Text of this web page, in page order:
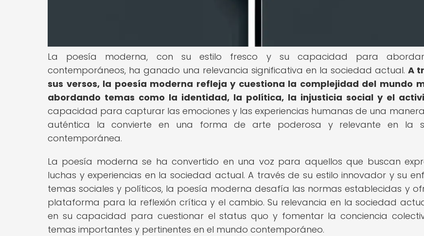
La poesía moderna, con su estilo fresco y su capacidad para
contemporáneos, ha ganado una relevancia significativa en la sociedad actual. A
sus versos, la poesía moderna refleja y cuestiona la complejidad del mundo
abordando temas como la identidad, la política, la injusticia social y el
capacidad para capturar las emociones y las experiencias humanas de una
auténtica la convierte en una forma de arte poderosa y relevante en la
contemporánea.
La poesía moderna se ha convertido en una voz para aquellos que buscan
luchas y experiencias en la sociedad actual. A través de su estilo innovador y su
temas sociales y políticos, la poesía moderna desafía las normas establecidas y
plataforma para la reflexión crítica y el cambio. Su relevancia en la sociedad
en su capacidad para cuestionar el status quo y fomentar la conciencia
temas importantes y pertinentes en el mundo contemporáneo.